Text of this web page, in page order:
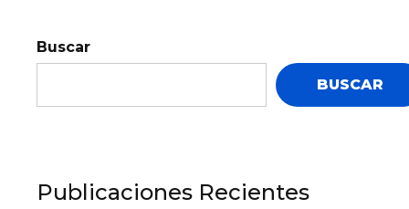
Buscar
BUSCAR
Publicaciones Recientes